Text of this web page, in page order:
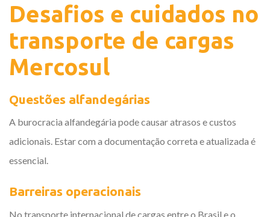
Desafios e cuidados no
transporte de cargas
Mercosul
Questões alfandegárias
A burocracia alfandegária pode causar atrasos e custos
adicionais. Estar com a documentação correta e atualizada é
essencial.
Barreiras operacionais
No transporte internacional de cargas entre o Brasil e o